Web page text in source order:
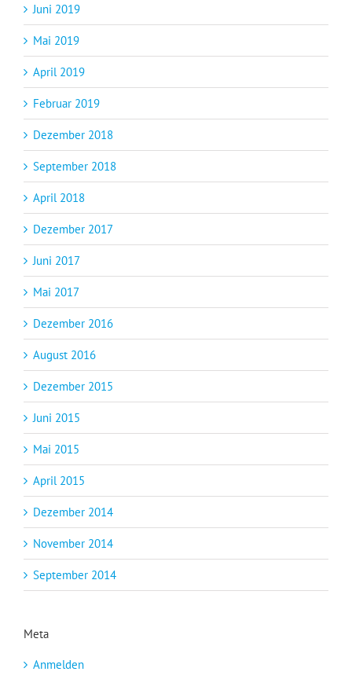
Juni 2019
Mai 2019
April 2019
Februar 2019
Dezember 2018
September 2018
April 2018
Dezember 2017
Juni 2017
Mai 2017
Dezember 2016
August 2016
Dezember 2015
Juni 2015
Mai 2015
April 2015
Dezember 2014
November 2014
September 2014
Meta
Anmelden